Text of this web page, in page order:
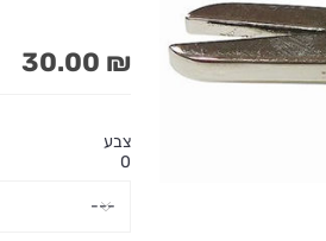
₪ 30.00
צבע
0